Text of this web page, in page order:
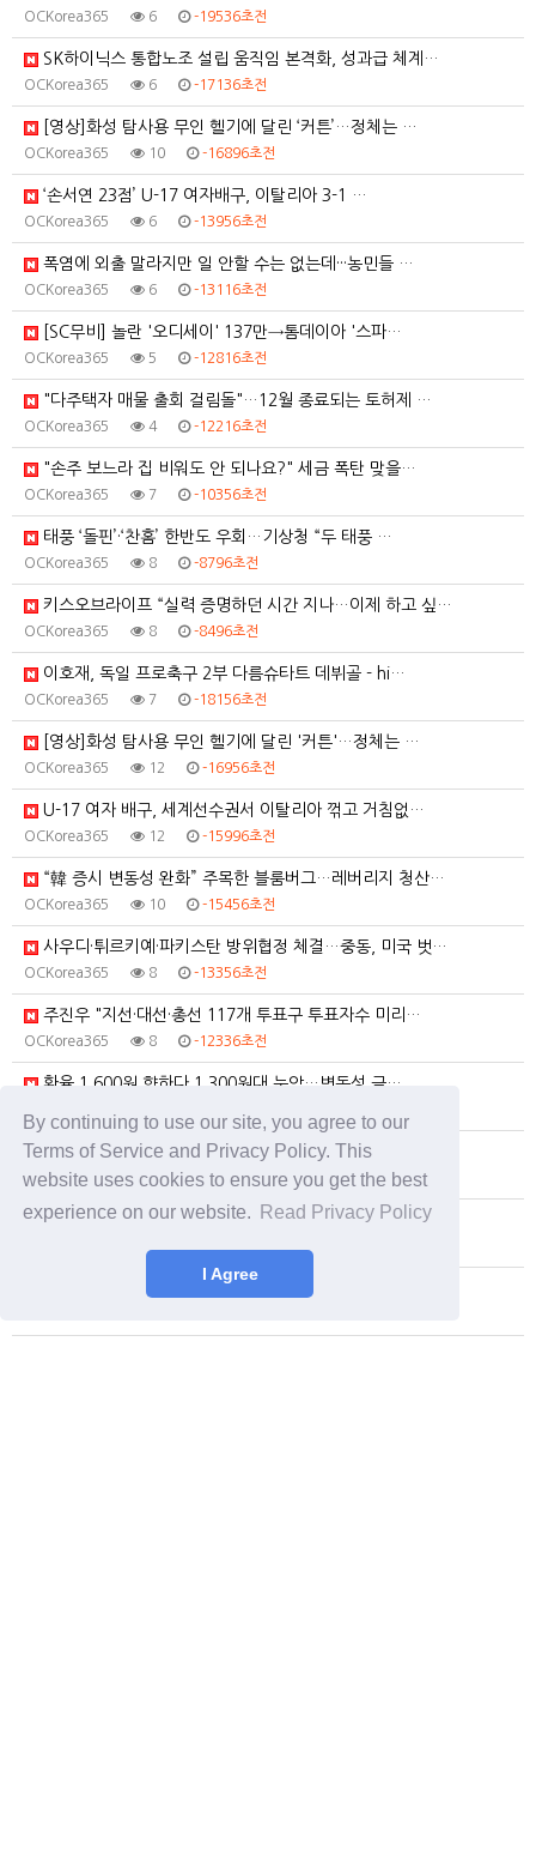
By continuing to use our site, you agree to our
Terms of Service and Privacy Policy. This
website uses cookies to ensure you get the best
experience on our website.
Read Privacy Policy
I Agree
OCKorea365 6 -19536초전
SK하이닉스 통합노조 설립 움직임 본격화, 성과급 체계…
OCKorea365 6 -17136초전
[영상]화성 탐사용 무인 헬기에 달린 ‘커튼’…정체는 …
OCKorea365 10 -16896초전
‘손서연 23점’ U-17 여자배구, 이탈리아 3-1 …
OCKorea365 6 -13956초전
폭염에 외출 말라지만 일 안할 수는 없는데···농민들 …
OCKorea365 6 -13116초전
[SC무비] 놀란 '오디세이' 137만→톰데이아 '스파…
OCKorea365 5 -12816초전
"다주택자 매물 출회 걸림돌"…12월 종료되는 토허제 …
OCKorea365 4 -12216초전
"손주 보느라 집 비워도 안 되나요?" 세금 폭탄 맞을…
OCKorea365 7 -10356초전
태풍 ‘돌핀’·‘찬홈’ 한반도 우회…기상청 “두 태풍 …
OCKorea365 8 -8796초전
키스오브라이프 “실력 증명하던 시간 지나…이제 하고 싶…
OCKorea365 8 -8496초전
이호재, 독일 프로축구 2부 다름슈타트 데뷔골 - hi…
OCKorea365 7 -18156초전
[영상]화성 탐사용 무인 헬기에 달린 '커튼'…정체는 …
OCKorea365 12 -16956초전
U-17 여자 배구, 세계선수권서 이탈리아 꺾고 거침없…
OCKorea365 12 -15996초전
“韓 증시 변동성 완화” 주목한 블룸버그…레버리지 청산…
OCKorea365 10 -15456초전
사우디·튀르키예·파키스탄 방위협정 체결…중동, 미국 벗…
OCKorea365 8 -13356초전
주진우 "지선·대선·총선 117개 투표구 투표자수 미리…
OCKorea365 8 -12336초전
환율 1,600원 향하다 1,300원대 눈앞…변동성 금…
與 오늘 TK·강원 경선…김민석 ‘우세’ vs 정청래 …
OCKorea365 10 -10476초전
전한길, 출국금지 반발해 소송했지만 패소‥법원 "수사 …
부동산세제 입법의견 쇄도…종부세법 관련 2천건 넘어 -…